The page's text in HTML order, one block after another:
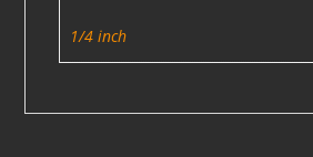
1/4 inch